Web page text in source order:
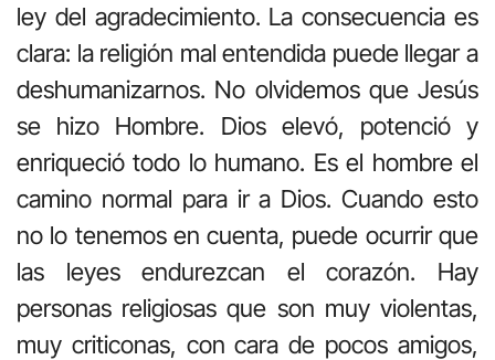
ley del agradecimiento. La consecuencia es
clara: la religión mal entendida puede llegar a
deshumanizarnos. No olvidemos que Jesús
se hizo Hombre. Dios elevó, potenció y
enriqueció todo lo humano. Es el hombre el
camino normal para ir a Dios. Cuando esto
no lo tenemos en cuenta, puede ocurrir que
las leyes endurezcan el corazón. Hay
personas religiosas que son muy violentas,
muy criticonas, con cara de pocos amigos,